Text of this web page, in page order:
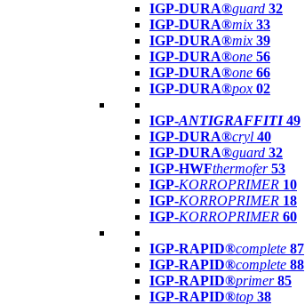
IGP-DURA®guard 32
IGP-DURA®mix 33
IGP-DURA®mix 39
IGP-DURA®one 56
IGP-DURA®one 66
IGP-DURA®pox 02
IGP-ANTIGRAFFITI49
IGP-DURA®cryl 40
IGP-DURA®guard 32
IGP-HWFthermofer 53
IGP-KORROPRIMER 10
IGP-KORROPRIMER 18
IGP-KORROPRIMER 60
IGP-RAPID®complete 87
IGP-RAPID®complete 88
IGP-RAPID®primer 85
IGP-RAPID®top 38